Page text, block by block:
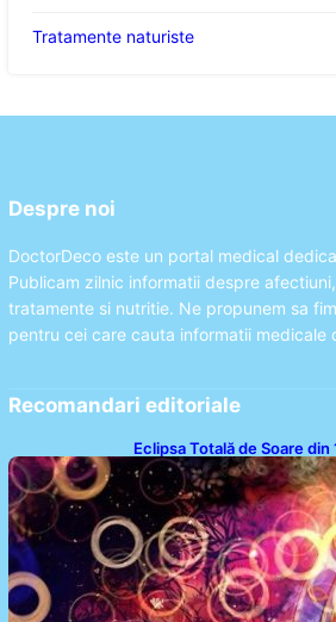
Tratamente naturiste
Despre noi
DoctorDeco este un portal medical
Publicam zilnic informatii despre
tratamente si nutritie. Ne propunem sa
pentru cei care cauta informatii medicale
Recomandari editoriale
Eclipsa Totală de Soare
Analiză a Impactului
18 Ani